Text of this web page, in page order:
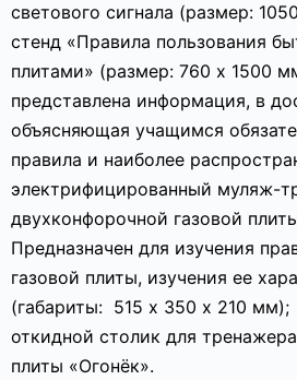
светового сигнала (размер:
стенд «Правила пользования
плитами» (размер: 760 х 1500
представлена информация, в
объясняющая учащимся
правила и наиболее
электрифицированный муляж-
двухконфорочной газовой
Предназначен для изучения
газовой плиты, изучения ее
(габариты: 515 х 350 х 210 мм);
откидной столик для
плиты «Огонёк».